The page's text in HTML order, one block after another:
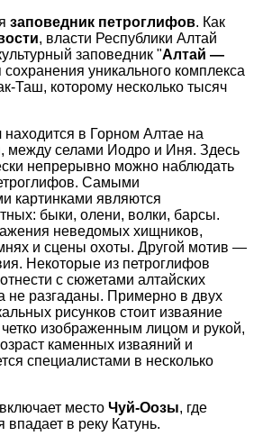
заповедник петроглифов. Как
, власти Республики Алтай
заповедник "Алтай —
сохранения уникального комплекса
Таш, которому несколько тысяч
находится в Горном Алтае на
между селами Иодро и Иня. Здесь
непрерывно можно наблюдать
Самыми
картинками являются
быки, олени, волки, барсы.
неведомых хищников,
и сцены охоты. Другой мотив —
Некоторые из петроглифов
с сюжетами алтайских
не разгаданы. Примерно в двух
рисунков стоит изваяние
изображенным лицом и рукой,
каменных изваяний и
специалистами в несколько
место Чуй-Оозы, где
впадает в реку Катунь.